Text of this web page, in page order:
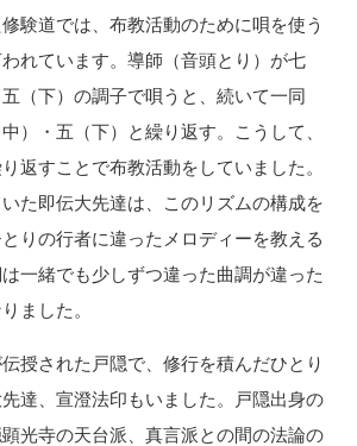
験道では、布教活動のために唄を使う
れています。導師（音頭とり）が七
五（下）の調子で唄うと、続いて一同
）・五（下）と繰り返す。こうして、
返すことで布教活動をしていました。
た即伝大先達は、このリズムの構成を
りの行者に違ったメロディーを教える
一緒でも少しずつ違った曲調が違った
ました。
授された戸隠で、修行を積んだひとり
達、宣澄法印もいました。戸隠出身の
光寺の天台派、真言派との間の法論の